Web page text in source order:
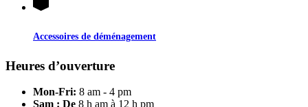
Accessoires de déménagement
Heures d’ouverture
Mon-Fri: 8 am - 4 pm
Sam : De 8 h am à 12 h pm